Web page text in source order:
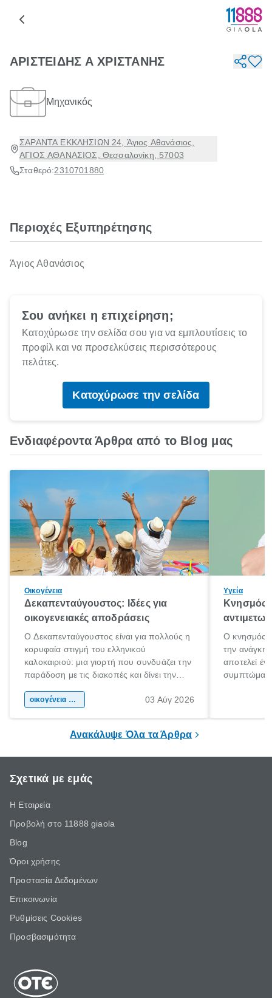
ΑΡΙΣΤΕΙΔΗΣ Α ΧΡΙΣΤΑΝΗΣ
Μηχανικός
ΣΑΡΑΝΤΑ ΕΚΚΛΗΣΙΩΝ 24, Άγιος Αθανάσιος,
ΑΓΙΟΣ ΑΘΑΝΑΣΙΟΣ, Θεσσαλονίκη, 57003
Σταθερό:2310701880
Περιοχές Εξυπηρέτησης
Άγιος Αθανάσιος
Σου ανήκει η επιχείρηση;
Κατοχύρωσε την σελίδα σου για να εμπλουτίσεις το
προφίλ και να προσελκύσεις περισσότερους
πελάτες.
Κατοχύρωσε την σελίδα
Ενδιαφέροντα Άρθρα από το Blog μας
Οικογένεια
Δεκαπενταύγουστος: Ιδέες για
οικογενειακές αποδράσεις
Ο Δεκαπενταύγουστος είναι για πολλούς η
κορυφαία στιγμή του ελληνικού
καλοκαιριού: μια γιορτή που συνδυάζει την
παράδοση με τις διακοπές και δίνει την
χώρας. Είτε πρόκειται για λίγες μέρες
οικογένεια & παιδί 03 Αύγ 2026
Υγεία
Κνησμός:
Ο κνησμός
την ανάγκη
αποτελεί
Ανακάλυψε Όλα τα Άρθρα
Σχετικά με εμάς
Η Εταιρεία
Προβολή στο 11888 giaola
Blog
Όροι χρήσης
Προστασία Δεδομένων
Επικοινωνία
Ρυθμίσεις Cookies
Προσβασιμότητα